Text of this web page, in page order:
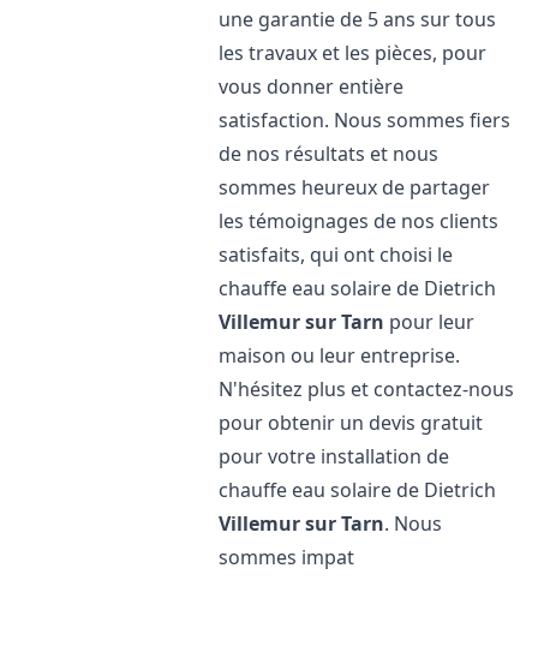
une garantie de 5 ans sur tous
les travaux et les pièces, pour
vous donner entière
satisfaction. Nous sommes fiers
de nos résultats et nous
sommes heureux de partager
les témoignages de nos clients
satisfaits, qui ont choisi le
chauffe eau solaire de Dietrich
Villemur sur Tarn pour leur
maison ou leur entreprise.
N'hésitez plus et contactez-nous
pour obtenir un devis gratuit
pour votre installation de
chauffe eau solaire de Dietrich
Villemur sur Tarn. Nous
sommes impat